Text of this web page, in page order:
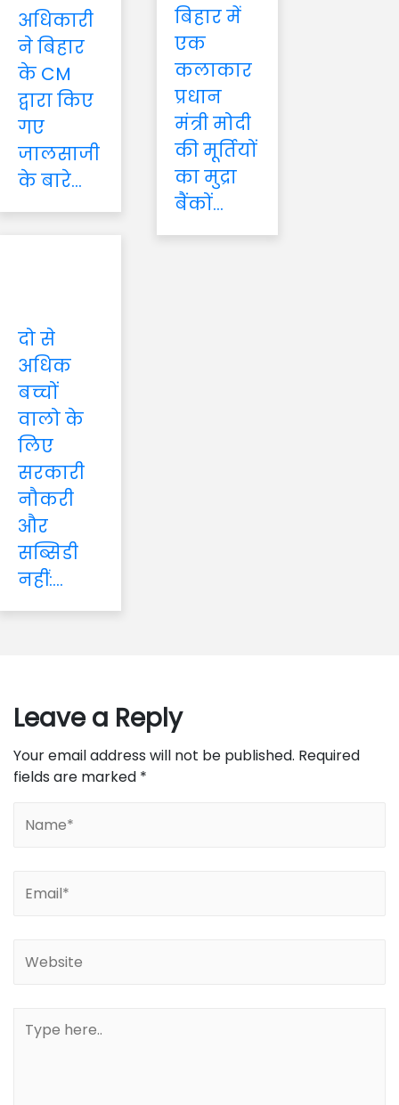
अधिकारी
ने बिहार
के CM
द्वारा किए
गए
जालसाजी
के बारे...
बिहार में
एक
कलाकार
प्रधान
मंत्री मोदी
की मूर्तियों
का मुद्रा
बैंकों...
दो से
अधिक
बच्चों
वालो के
लिए
सरकारी
नौकरी
और
सब्सिडी
नहीं:...
Leave a Reply
Your email address will not be published. Required
fields are marked *